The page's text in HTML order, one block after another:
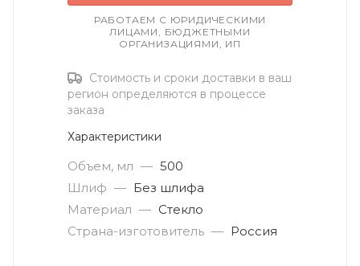
РАБОТАЕМ С ЮРИДИЧЕСКИМИ
ЛИЦАМИ, БЮДЖЕТНЫМИ
ОРГАНИЗАЦИЯМИ, ИП
Стоимость и сроки доставки в ваш
регион определяются в процессе
заказа
Характеристики
Объем, мл — 500
Шлиф — Без шлифа
Материал — Стекло
Страна-изготовитель — Россия